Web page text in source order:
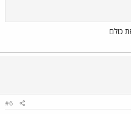
כולם
#6